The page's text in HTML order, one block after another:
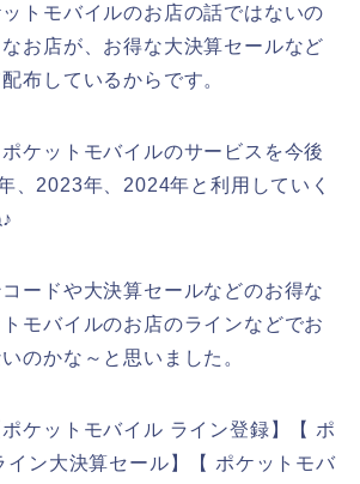
トモバイルのお店の話ではないの
お店が、お得な大決算セールなど
布しているからです。
ケットモバイルのサービスを今後
、2023年、2024年と利用していく
ードや大決算セールなどのお得な
モバイルのお店のラインなどでお
のかな～と思いました。
ケットモバイル ライン登録】【 ポ
イン大決算セール】【 ポケットモバ